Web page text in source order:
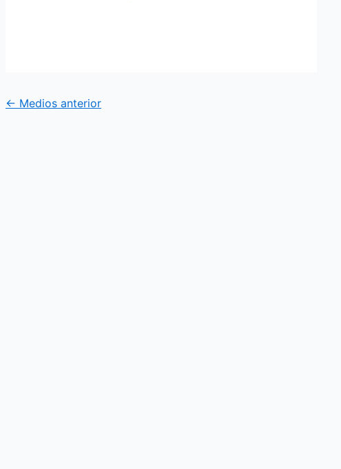
← Medios anterior